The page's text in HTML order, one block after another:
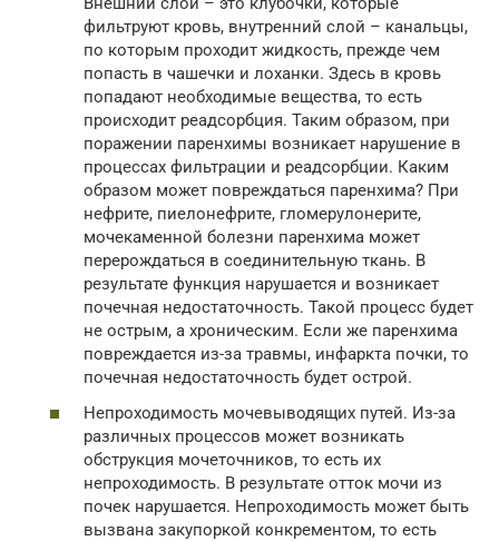
фильтруют кровь, внутренний слой – канальцы,
по которым проходит жидкость, прежде чем
попасть в чашечки и лоханки. Здесь в кровь
попадают необходимые вещества, то есть
происходит реадсорбция. Таким образом, при
поражении паренхимы возникает нарушение в
процессах фильтрации и реадсорбции. Каким
образом может повреждаться паренхима? При
нефрите, пиелонефрите, гломерулонерите,
мочекаменной болезни паренхима может
перерождаться в соединительную ткань. В
результате функция нарушается и возникает
почечная недостаточность. Такой процесс будет
не острым, а хроническим. Если же паренхима
повреждается из-за травмы, инфаркта почки, то
почечная недостаточность будет острой.
Непроходимость мочевыводящих путей. Из-за
различных процессов может возникать
обструкция мочеточников, то есть их
непроходимость. В результате отток мочи из
почек нарушается. Непроходимость может быть
вызвана закупоркой конкрементом, то есть